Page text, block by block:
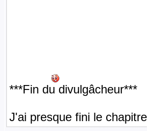
***Fin du divulgâcheur***
J'ai presque fini le